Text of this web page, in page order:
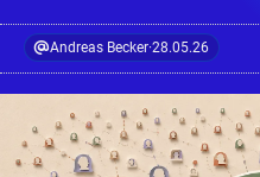
Andreas Becker·28.05.26